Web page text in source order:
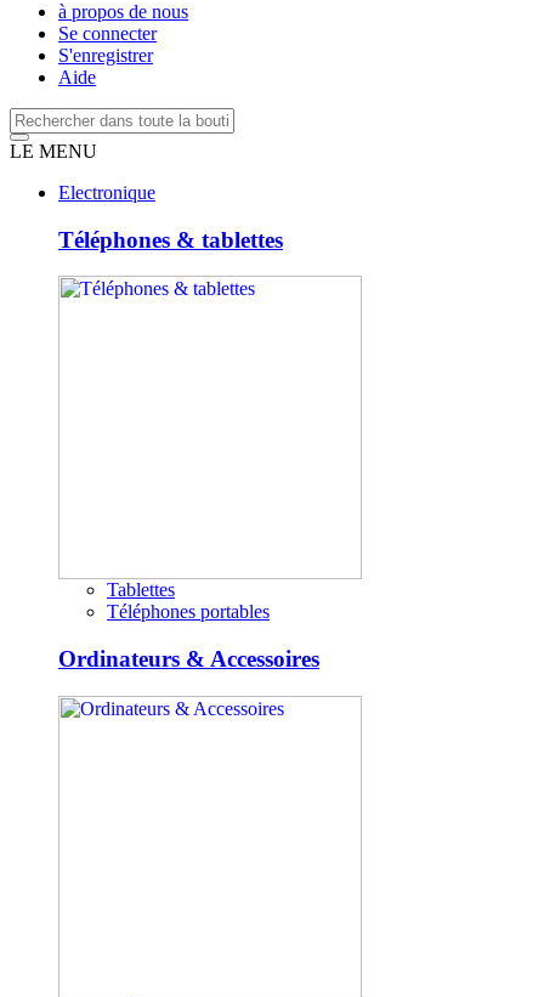
à propos de nous
Se connecter
S'enregistrer
Aide
LE MENU
Electronique
Téléphones & tablettes
Tablettes
Téléphones portables
Ordinateurs & Accessoires